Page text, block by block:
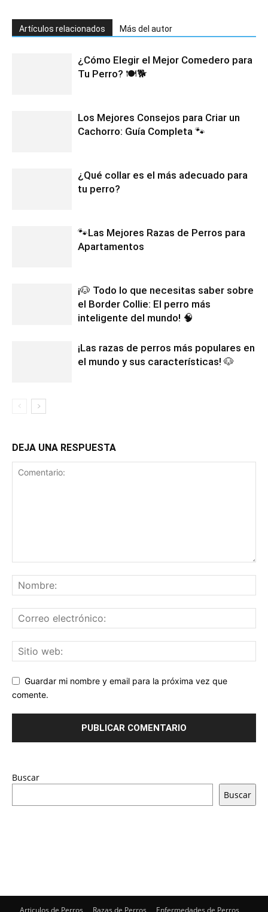
Artículos relacionados Más del autor
¿Cómo Elegir el Mejor Comedero para
Tu Perro? 🍽️🐕
Los Mejores Consejos para Criar un
Cachorro: Guía Completa 🐾
¿Qué collar es el más adecuado para
tu perro?
🐾Las Mejores Razas de Perros para
Apartamentos
¡🐶 Todo lo que necesitas saber sobre
el Border Collie: El perro más
inteligente del mundo! 🧠
¡Las razas de perros más populares en
el mundo y sus características! 🐶
DEJA UNA RESPUESTA
Guardar mi nombre y email para la próxima vez que
comente.
Buscar
Buscar